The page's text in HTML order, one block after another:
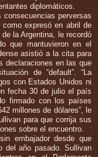
diplomáticos.
consecuencias perversas
expresó en abril de
la Argentina, le recordó
que mantuvieron en el
asistió a la cita para
declaraciones en las que
de “default”. “La
con Estados Unidos ni
fecha 30 de julio el país
firmado con los países
millones de dólares”, le
para que corrija sus
sobre el encuentro.
embajador desde que
del año pasado. Sullivan